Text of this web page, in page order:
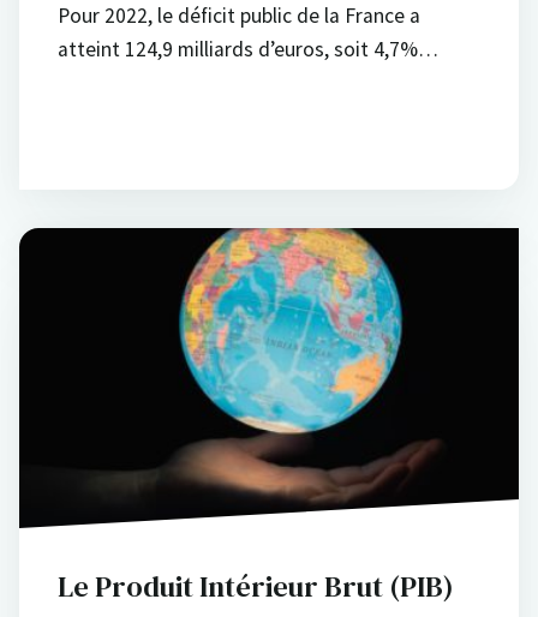
Pour 2022, le déficit public de la France a
atteint 124,9 milliards d’euros, soit 4,7%…
Le Produit Intérieur Brut (PIB)